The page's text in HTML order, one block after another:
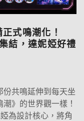
式鳴潮化！
結，達妮婭好禮
份共鳴延伸到每天坐
》的世界觀一樣！
為設計核心，將角